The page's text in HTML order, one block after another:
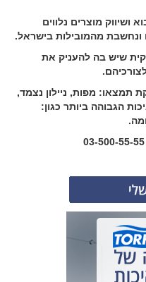
ושיווק מוצרים נלווים
ונחשבת מהמובילות בישראל.
שיש בה להעניק את
תמצאו: מפות, ניילון נצמד,
הגבוהה ביותר כגון: